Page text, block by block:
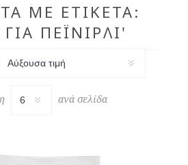
ΜΕ ΕΤΙΚΈΤΑ:
ΠΕΪΝΙΡΛΊ'
ανά σελίδα